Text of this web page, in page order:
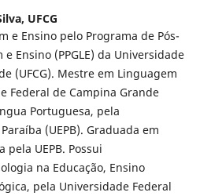
UFCG
e Ensino pelo Programa de Pós-
Ensino (PPGLE) da Universidade
(UFCG). Mestre em Linguagem
Federal de Campina Grande
Portuguesa, pela
(UEPB). Graduada em
pela UEPB. Possui
na Educação, Ensino
pela Universidade Federal